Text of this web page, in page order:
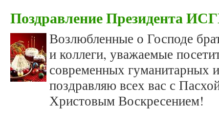
Поздравление Президента
Возлюбленные о Господе
и коллеги, уважаемые
современных гуманитарных
поздравляю всех вас с
Христовым Воскресением!